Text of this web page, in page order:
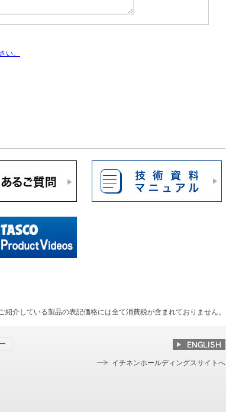
い。
介している製品の表記価格には全て消費税が含まれておりません。
イチネンホールディングスサイトへ